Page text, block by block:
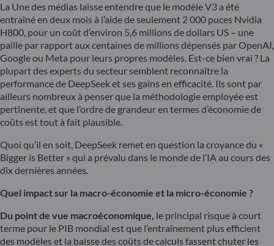
La Une des médias laisse entendre que le modèle V3 a été
entraîné en deux mois à l’aide de seulement 2 000 puces Nvidia
H800, pour un coût d’environ 5,6 millions de dollars US – une
paille par rapport aux centaines de millions dépensés par OpenAI,
Google ou Meta pour leurs propres modèles. Est-ce bien vrai ? La
plupart des experts du secteur semblent reconnaître la
performance de DeepSeek et ses gains en efficacité. Ils sont par
ailleurs nombreux à penser que la méthodologie employée est
pertinente, et que l’ordre de grandeur en termes d’économie de
coûts est tout à fait plausible.
Quoi qu’il en soit, DeepSeek remet en question la croyance du «
Bigger is Better » qui a prévalu dans le monde de l’IA au cours des
dix dernières années.
Quel impact sur la macro-économie et la micro-économie ?
Du point de vue macroéconomique, le principal risque à court
terme pour le PIB mondial est que l’entraînement plus efficient
des modèles et la baisse des coûts de calculs fassent chuter les